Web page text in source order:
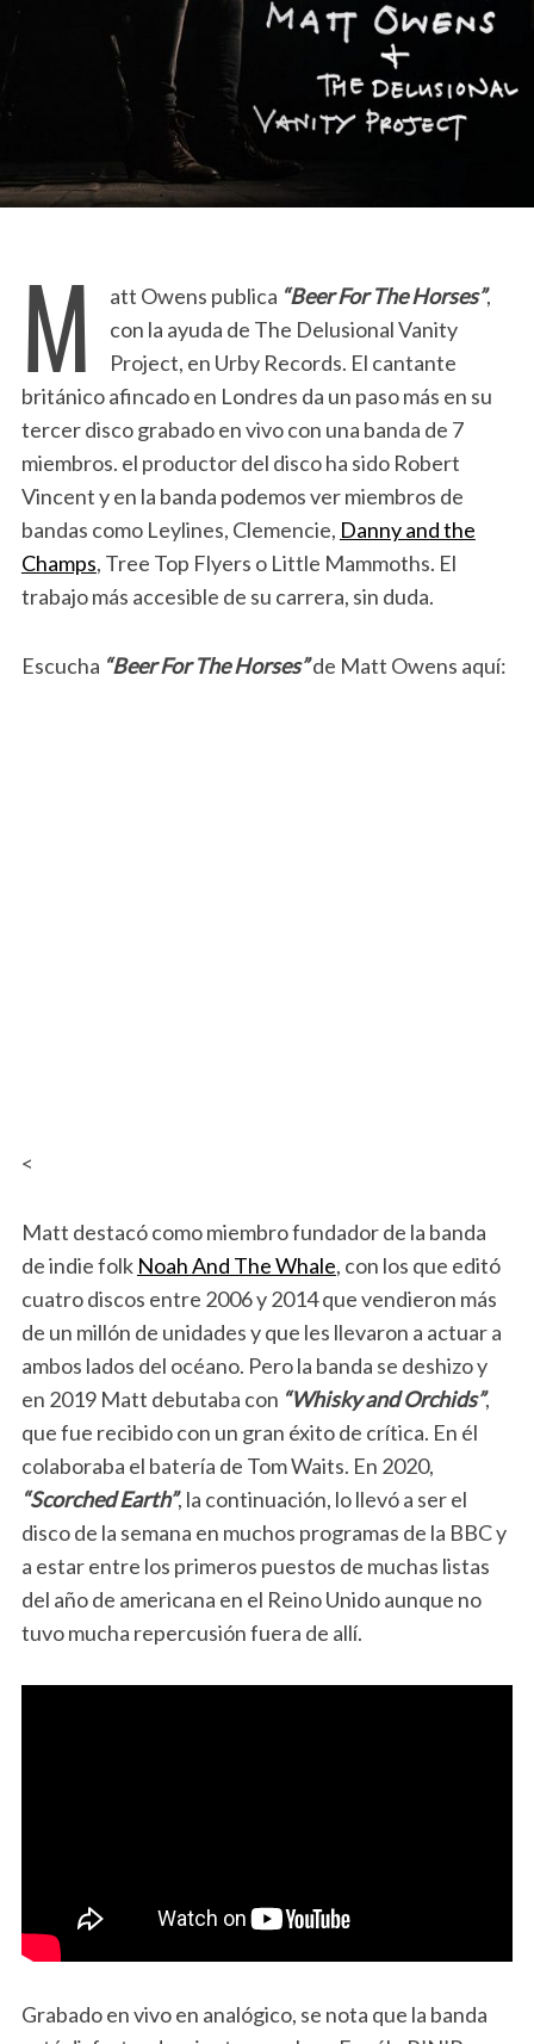
M att Owens publica “Beer For The Horses”,
con la ayuda de The Delusional Vanity
Project, en Urby Records. El cantante
británico afincado en Londres da un paso más en su
tercer disco grabado en vivo con una banda de 7
miembros. el productor del disco ha sido Robert
Vincent y en la banda podemos ver miembros de
bandas como Leylines, Clemencie, Danny and the
Champs, Tree Top Flyers o Little Mammoths. El
trabajo más accesible de su carrera, sin duda.
Escucha “Beer For The Horses”de Matt Owens aquí:
<
Matt destacó como miembro fundador de la banda
de indie folk Noah And The Whale, con los que editó
cuatro discos entre 2006 y 2014 que vendieron más
de un millón de unidades y que les llevaron a actuar a
ambos lados del océano. Pero la banda se deshizo y
en 2019 Matt debutaba con “Whisky and Orchids”,
que fue recibido con un gran éxito de crítica. En él
colaboraba el batería de Tom Waits. En 2020,
“Scorched Earth”, la continuación, lo llevó a ser el
disco de la semana en muchos programas de la BBC y
a estar entre los primeros puestos de muchas listas
del año de americana en el Reino Unido aunque no
tuvo mucha repercusión fuera de allí.
Grabado en vivo en analógico, se nota que la banda